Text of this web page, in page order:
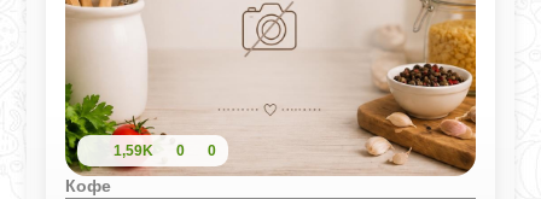
1,59K 0 0
Кофе